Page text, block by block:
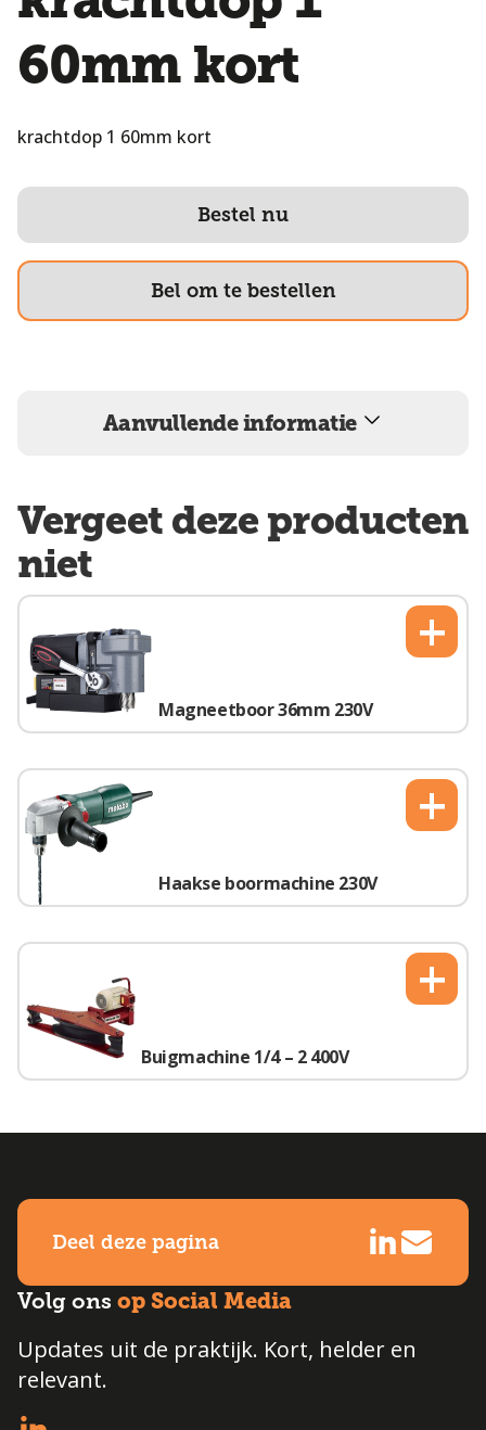
60mm kort
krachtdop 1 60mm kort
Bestel nu
Bel om te bestellen
Aanvullende informatie
Vergeet deze producten
niet
Magneetboor 36mm 230V
+
Haakse boormachine 230V
+
Buigmachine 1/4 – 2 400V
+
Deel deze pagina
Volg ons op Social Media
Updates uit de praktijk. Kort, helder en
relevant.